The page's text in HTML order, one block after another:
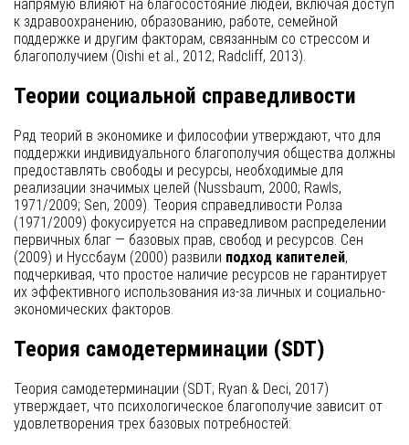
напрямую влияют на благосостояние людей, включая доступ
к здравоохранению, образованию, работе, семейной
поддержке и другим факторам, связанным со стрессом и
благополучием (Oishi et al., 2012; Radcliff, 2013).
Теории социальной справедливости
Ряд теорий в экономике и философии утверждают, что для
поддержки индивидуального благополучия общества должны
предоставлять свободы и ресурсы, необходимые для
реализации значимых целей (Nussbaum, 2000; Rawls,
1971/2009; Sen, 2009). Теория справедливости Ролза
(1971/2009) фокусируется на справедливом распределении
первичных благ — базовых прав, свобод и ресурсов. Сен
(2009) и Нуссбаум (2000) развили подход капителей,
подчеркивая, что простое наличие ресурсов не гарантирует
их эффективного использования из-за личных и социально-
экономических факторов.
Теория самодетерминации (SDT)
Теория самодетерминации (SDT; Ryan & Deci, 2017)
утверждает, что психологическое благополучие зависит от
удовлетворения трех базовых потребностей: